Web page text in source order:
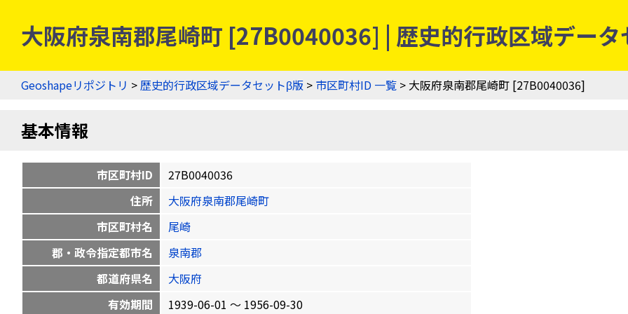
大阪府泉南郡尾崎町 [27B0040036] | 歴史的行政区域デー
Geoshapeリポジトリ >歴史的行政区域データセットβ版 > 市区町村ID 一覧 > 大阪府泉南郡尾崎町 [27B0040036]
基本情報
市区町村ID
27B0040036
住所
大阪府泉南郡尾崎町
市区町村名
尾崎
郡・政令指定都市名
泉南郡
都道府県名
大阪府
有効期間
1939-06-01 〜 1956-09-30